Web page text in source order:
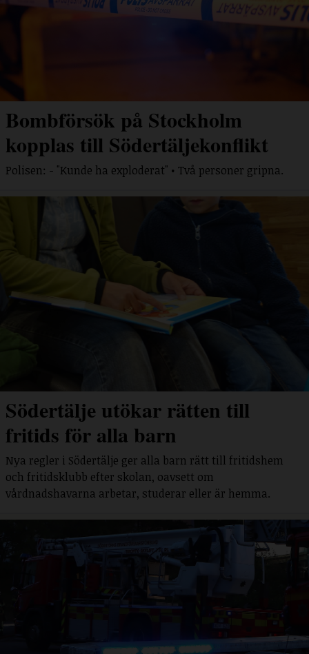
Bombförsök på Stockholm
kopplas till Södertäljekonflikt
Polisen: - "Kunde ha exploderat" • Två personer gripna.
Södertälje utökar rätten till
fritids för alla barn
Nya regler i Södertälje ger alla barn rätt till fritidshem
och fritidsklubb efter skolan, oavsett om
vårdnadshavarna arbetar, studerar eller är hemma.